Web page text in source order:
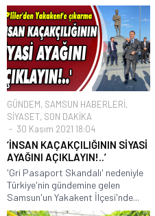
GÜNDEM, SAMSUN HABERLERİ,
SİYASET, SON DAKİKA
30 Kasım 2021 18:04
‘İNSAN KAÇAKÇILIĞININ SİYASİ
AYAĞINI AÇIKLAYIN!..’
'Gri Pasaport Skandalı' nedeniyle
Türkiye'nin gündemine gelen
Samsun'un Yakakent İlçesi'nde...